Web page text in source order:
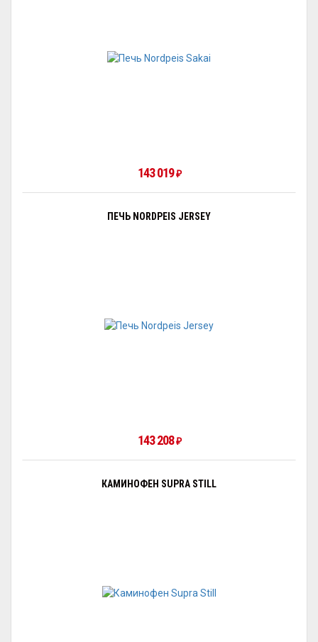
143 019₽
ПЕЧЬ NORDPEIS JERSEY
143 208₽
КАМИНОФЕН SUPRA STILL